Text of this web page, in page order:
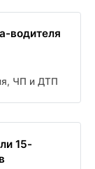
водителя
ЧП и ДТП
15-